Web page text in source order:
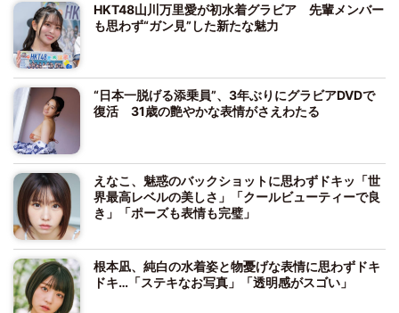
HKT48山川万里愛が初水着グラビア 先輩メンバー
も思わず“ガン見”した新たな魅力
“日本一脱げる添乗員”、3年ぶりにグラビアDVDで
復活 31歳の艶やかな表情がさえわたる
えなこ、魅惑のバックショットに思わずドキッ「世
界最高レベルの美しさ」「クールビューティーで良
き」「ポーズも表情も完璧」
根本凪、純白の水着姿と物憂げな表情に思わずドキ
ドキ…「ステキなお写真」「透明感がスゴい」